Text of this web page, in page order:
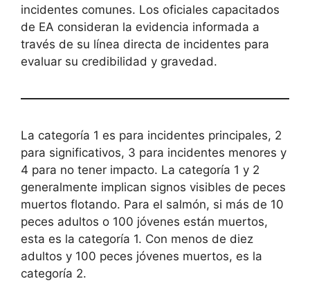
incidentes comunes. Los oficiales capacitados
de EA consideran la evidencia informada a
través de su línea directa de incidentes para
evaluar su credibilidad y gravedad.
La categoría 1 es para incidentes principales, 2
para significativos, 3 para incidentes menores y
4 para no tener impacto. La categoría 1 y 2
generalmente implican signos visibles de peces
muertos flotando. Para el salmón, si más de 10
peces adultos o 100 jóvenes están muertos,
esta es la categoría 1. Con menos de diez
adultos y 100 peces jóvenes muertos, es la
categoría 2.